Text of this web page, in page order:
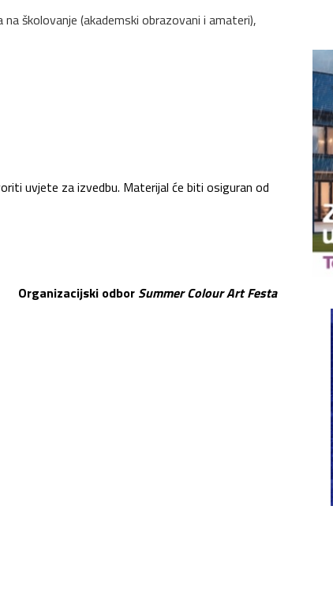
školovanje (akademski obrazovani i amateri),
uvjete za izvedbu. Materijal će biti osiguran od
Organizacijski odbor Summer Colour Art Festa